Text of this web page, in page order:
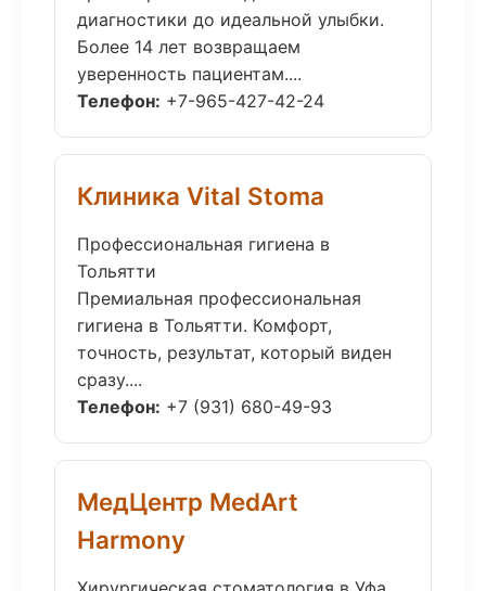
диагностики до идеальной улыбки.
Более 14 лет возвращаем
уверенность пациентам....
Телефон: +7-965-427-42-24
Клиника Vital Stoma
Профессиональная гигиена в
Тольятти
Премиальная профессиональная
гигиена в Тольятти. Комфорт,
точность, результат, который виден
сразу....
Телефон: +7 (931) 680-49-93
МедЦентр MedArt
Harmony